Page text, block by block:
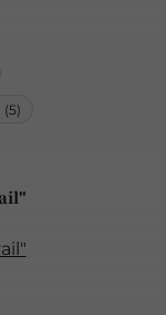
(5)